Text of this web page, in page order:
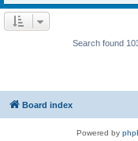
Search found
Board index
Powered by